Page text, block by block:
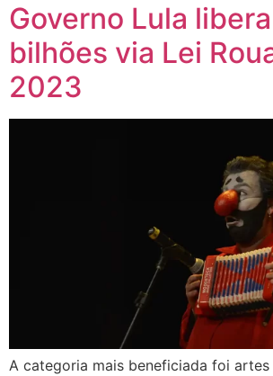
Governo Lula
bilhões via Lei
2023
A categoria mais beneficiada foi artes